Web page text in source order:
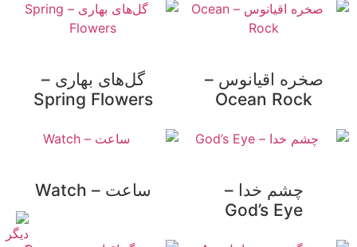
صخره اقیانوس –
Ocean Rock
گل‌های بهاری –
Spring Flowers
چشم خدا –
God’s Eye
ساعت – Watch